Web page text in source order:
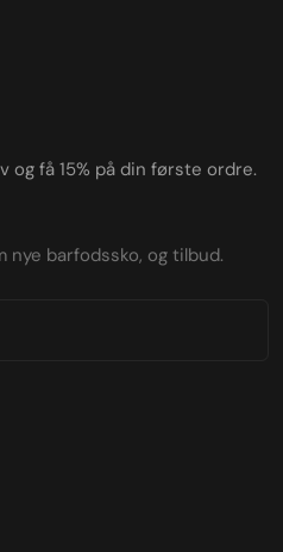
og få 15% på din første ordre.
barfodssko, og tilbud.